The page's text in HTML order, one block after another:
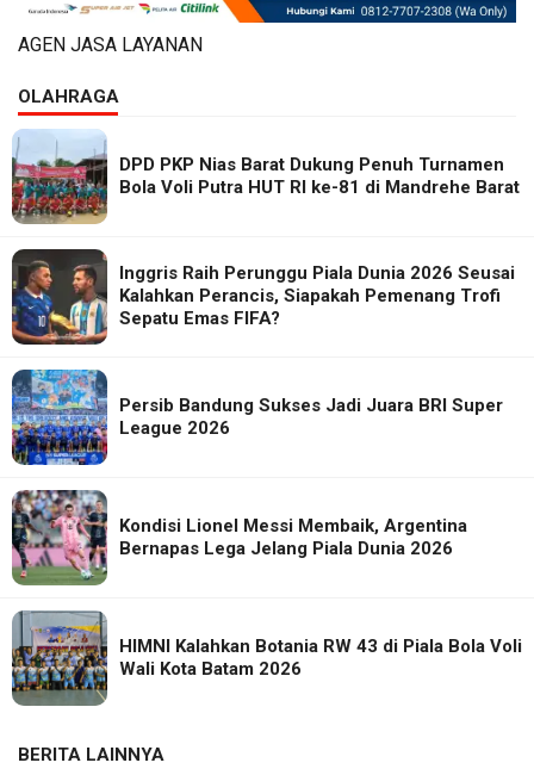
AGEN JASA LAYANAN
OLAHRAGA
DPD PKP Nias Barat Dukung Penuh Turnamen
Bola Voli Putra HUT RI ke-81 di Mandrehe Barat
Inggris Raih Perunggu Piala Dunia 2026 Seusai
Kalahkan Perancis, Siapakah Pemenang Trofi
Sepatu Emas FIFA?
Persib Bandung Sukses Jadi Juara BRI Super
League 2026
Kondisi Lionel Messi Membaik, Argentina
Bernapas Lega Jelang Piala Dunia 2026
HIMNI Kalahkan Botania RW 43 di Piala Bola Voli
Wali Kota Batam 2026
BERITA LAINNYA